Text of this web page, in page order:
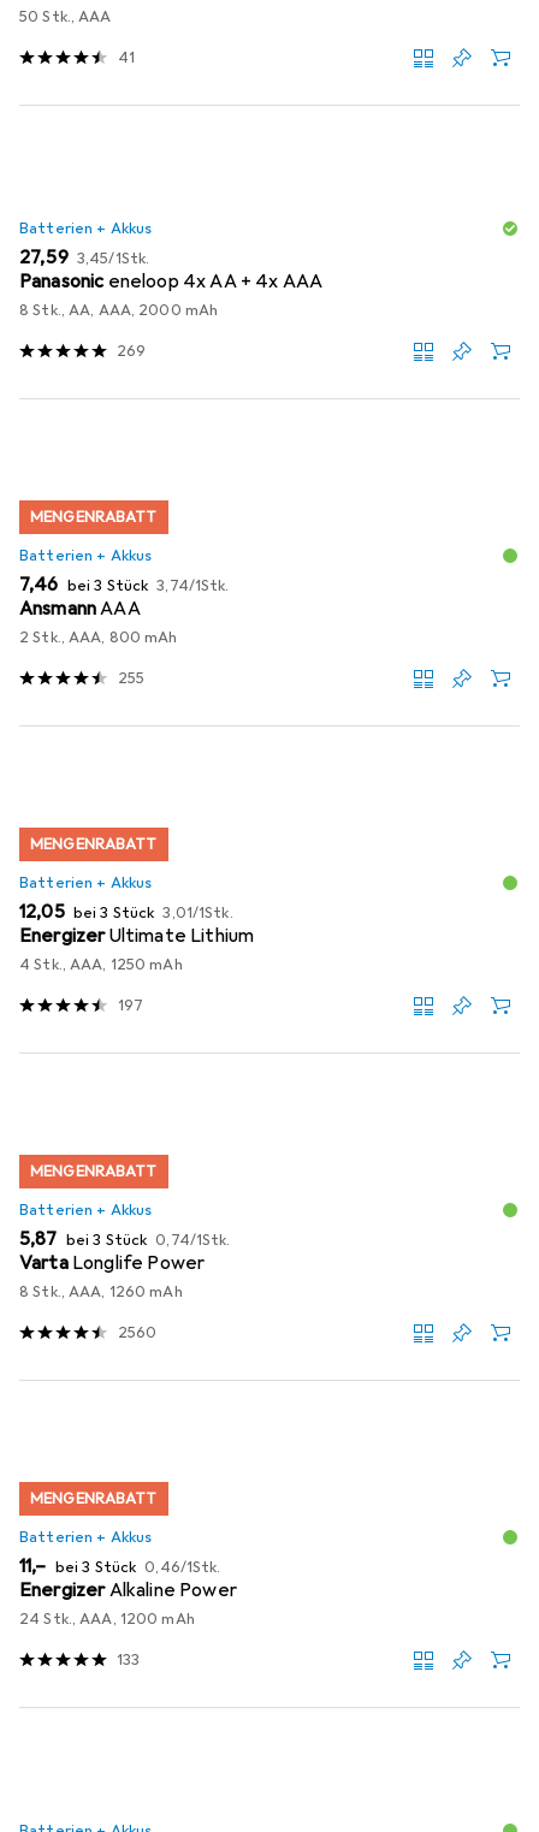
50 Stk., AAA
41
Batterien + Akkus
EUR
27,59 EUR
3,45/1Stk.
Panasonic eneloop 4x AA + 4x AAA
8 Stk., AA, AAA, 2000 mAh
269
MENGENRABATT
Batterien + Akkus
EUR
7,46 bei 3 Stück EUR
3,74/1Stk.
AnsmannAAA
2 Stk., AAA, 800 mAh
255
MENGENRABATT
Batterien + Akkus
EUR
12,05 bei 3 Stück EUR
3,01/1Stk.
EnergizerUltimate Lithium
4 Stk., AAA, 1250 mAh
197
MENGENRABATT
Batterien + Akkus
EUR
5,87 bei 3 Stück EUR
0,74/1Stk.
Varta Longlife Power
8 Stk., AAA, 1260 mAh
2560
MENGENRABATT
Batterien + Akkus
EUR
11,– bei 3 Stück EUR
0,46/1Stk.
EnergizerAlkaline Power
24 Stk., AAA, 1200 mAh
133